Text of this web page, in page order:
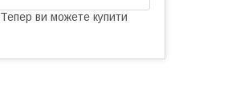
Тепер ви можете купити